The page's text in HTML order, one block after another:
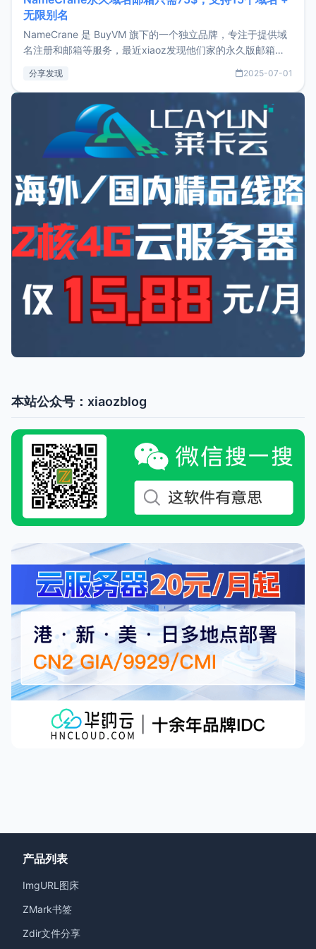
无限别名
NameCrane 是 BuyVM 旗下的一个独立品牌，专注于提供域
名注册和邮箱等服务，最近xiaoz发现他们家的永久版邮箱服
又实惠的域名邮箱，不妨尝试一下 NameCrane。注册
NameCraneNameCrane不支持直接注册，必须要购买
分享发现 2025-07-01
本站公众号：xiaozblog
产品列表
ImgURL图床
ZMark书签
Zdir文件分享